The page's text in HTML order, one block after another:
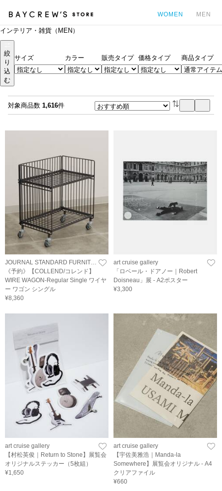
WOMEN MEN
インテリア・雑貨（MEN）
絞
り
込
む
サイズ カラー 販売タイプ 価格タイプ 商品タイプ
対象商品数 1,616件
JOURNAL STANDARD FURNITURE
《予約》【COLLEND/コレンド】
WIRE WAGON-Regular Single ワイヤ
ー ワゴン シングル
¥8,360
art cruise gallery
「ロベール・ドアノー｜Robert
Doisneau」展 - A2ポスター
¥3,300
art cruise gallery
【村松英俊｜Return to Stone】展覧会
オリジナルステッカー（5枚組）
¥1,650
art cruise gallery
【宇佐美雅浩｜Manda-la
Somewhere】展覧会オリジナル - A4
クリアファイル
¥660